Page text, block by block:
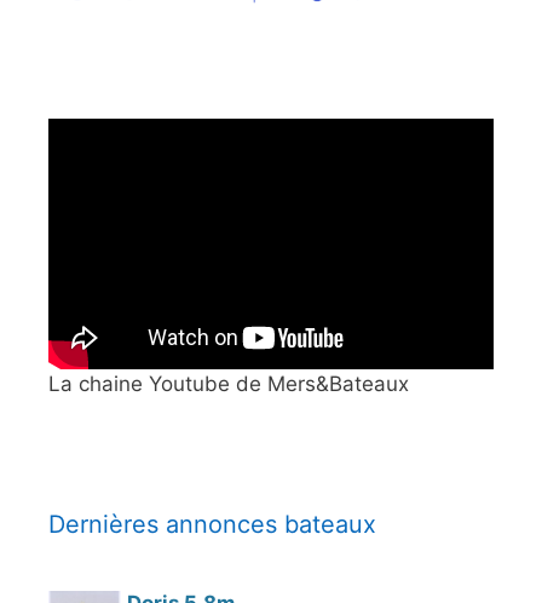
La chaine Youtube de Mers&Bateaux
Dernières annonces bateaux